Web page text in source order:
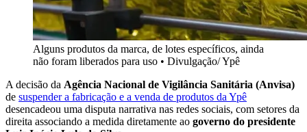
Alguns produtos da marca, de lotes específicos, ainda
não foram liberados para uso • Divulgação/ Ypê
A decisão da Agência Nacional de Vigilância Sanitária (Anvisa)
de suspender a fabricação e a venda de produtos da Ypê
desencadeou uma disputa narrativa nas redes sociais, com setores da
direita associando a medida diretamente ao governo do presidente